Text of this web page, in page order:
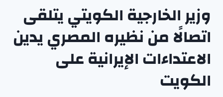
وزير الخارجية الكويتي يتلقى
اتصالًا من نظيره المصري يدين
الاعتداءات الإيرانية على
الكويت